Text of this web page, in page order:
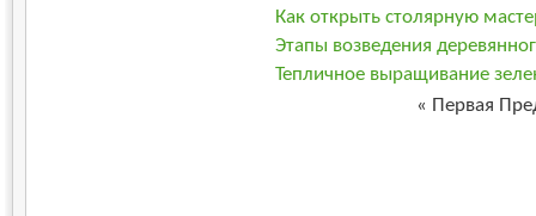
Как открыть столярную
Этапы возведения
Тепличное выращивание
« Первая